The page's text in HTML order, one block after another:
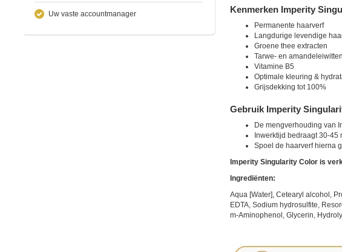
Uw vaste accountmanager Kenmerken Imperity
Permanente haarverf
Langdurige levendige
Groene thee extracten
Tarwe- en amandeleiwitten
Vitamine B5
Optimale kleuring &
Grijsdekking tot 100%
Gebruik Imperity
De mengverhouding van
Inwerktijd bedraagt 30-45
Spoel de haarverf hierna
Imperity Singularity Color is
Ingrediënten:
Aqua [Water], Cetearyl alcohol,
EDTA, Sodium hydrosulfite,
m-Aminophenol, Glycerin,